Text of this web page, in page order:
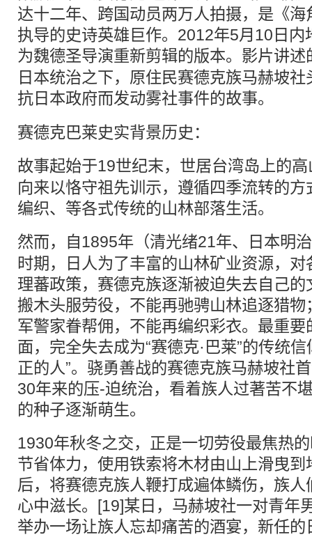
达十二年、跨国动员两万人拍摄，是《
执导的史诗英雄巨作。2012年5月10日内
为魏德圣导演重新剪辑的版本。影片讲述
日本统治之下，原住民赛德克族马赫坡
抗日 本政府而发动雾社事件的故事。
赛德克巴莱史实背景历史：
故事起始于19世纪末，世居台湾岛上的
向来以恪守祖先训示，遵循四季流转的
编织、等各式传统的山林部落生活。
然而，自1895年（清光绪21年、日本明
时期，日人为了丰富的山林矿业资源，
理蕃政策，赛德克族逐渐被迫失去自己
搬木头服劳役，不能再驰骋山林追逐猎
军警家眷帮佣，不能再编织彩衣。最重
面，完全失去成为“赛德克·巴莱”的传统
正的人”。骁勇善战的赛德克族马赫坡社
30年来的压-迫统治，看着族人过著苦不
的种子逐渐萌生。
1930年秋冬之交，正是一切劳役最焦热
节省体力，使用铁索将木材由山上滑曳
后，将赛德克族人鞭打成遍体鳞伤，族
心中滋长。[19]某日，马赫坡社一对青年
举办一场让族人忘却痛苦的酒宴，新任